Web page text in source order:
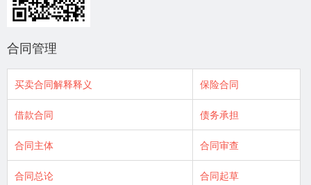
合同管理
买卖合同解释释义 保险合同
借款合同 债务承担
合同主体 合同审查
合同总论 合同起草